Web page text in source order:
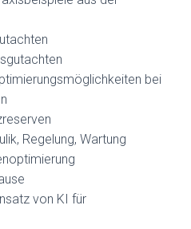
bei
Regelung, Wartung
von KI für